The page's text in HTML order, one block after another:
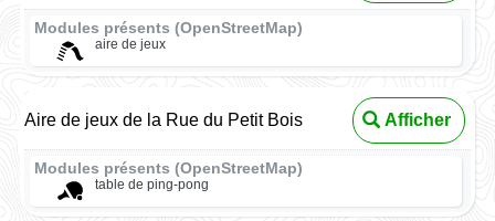
Modules présents (OpenStreetMap)
aire de jeux
Aire de jeux de la Rue du Petit Bois Afficher
Modules présents (OpenStreetMap)
table de ping-pong